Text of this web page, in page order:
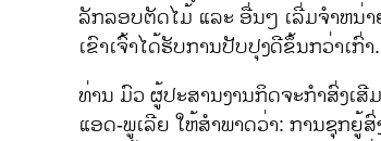
ລັກລອບຕັດໄມ້ ແລະ ອື່ນໆ ເລີ່ມຈໍາຫນ່
ເຂົາເຈົ້າໄດ້ຮັບການປັບປຸງດີຂຶ້ນກວ່າເກົ່າ.
ທ່ານ ມົວ ຜູ້ປະສານງານກິດຈະກໍາສົ່ງເສີ
ແອດ-ພູເລີຍ ໃຫ້ສໍາພາດວ່າ: ການຊຸກຍູ້